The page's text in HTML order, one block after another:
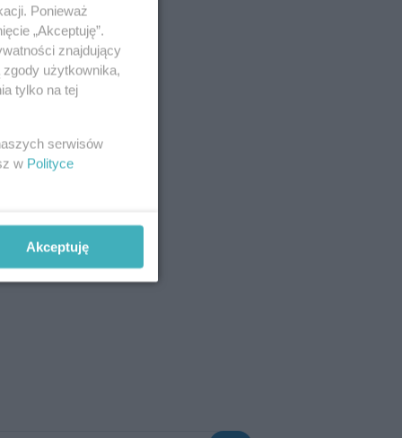
Ponieważ
„Akceptuję”.
znajdujący
użytkownika,
tylko na tej
serwisów
w Polityce
Akceptuję